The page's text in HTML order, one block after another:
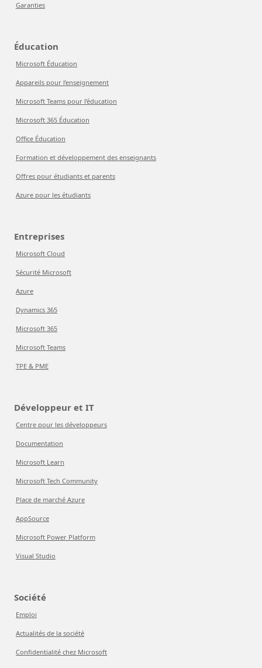
Garanties
Éducation
Microsoft Éducation
Appareils pour l’enseignement
Microsoft Teams pour l’éducation
Microsoft 365 Éducation
Office Éducation
Formation et développement des enseignants
Offres pour étudiants et parents
Azure pour les étudiants
Entreprises
Microsoft Cloud
Sécurité Microsoft
Azure
Dynamics 365
Microsoft 365
Microsoft Teams
TPE & PME
Développeur et IT
Centre pour les développeurs
Documentation
Microsoft Learn
Microsoft Tech Community
Place de marché Azure
AppSource
Microsoft Power Platform
Visual Studio
Société
Emploi
Actualités de la société
Confidentialité chez Microsoft